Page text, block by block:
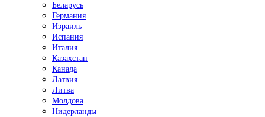
Беларусь
Германия
Израиль
Испания
Италия
Казахстан
Канада
Латвия
Литва
Молдова
Нидерланды